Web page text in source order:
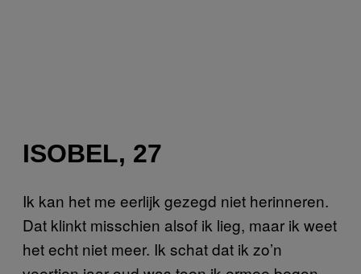
ISOBEL, 27
Ik kan het me eerlijk gezegd niet herinneren.
Dat klinkt misschien alsof ik lieg, maar ik weet
het echt niet meer. Ik schat dat ik zo’n